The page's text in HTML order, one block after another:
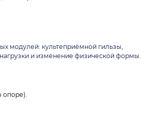
модулей: культеприёмной гильзы,
и изменение физической формы.
опоре).